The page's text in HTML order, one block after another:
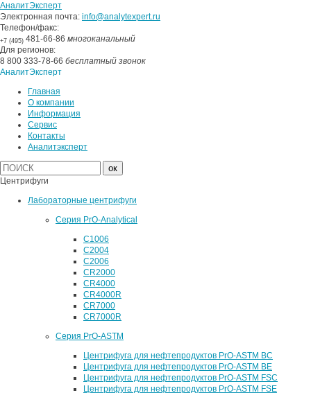
АналитЭксперт
Электронная почта: info@analytexpert.ru
Телефон/факс:
+7 (495) 481-66-86 многоканальный
Для регионов:
8 800 333-78-66 бесплатный звонок
АналитЭксперт
Главная
О компании
Информация
Сервис
Контакты
Аналитэксперт
Центрифуги
Лабораторные центрифуги
Серия PrO-Analytical
C1006
C2004
C2006
CR2000
CR4000
CR4000R
CR7000
CR7000R
Серия PrO-ASTM
Центрифуга для нефтепродуктов PrO-ASTM BC
Центрифуга для нефтепродуктов PrO-ASTM BE
Центрифуга для нефтепродуктов PrO-ASTM FSC
Центрифуга для нефтепродуктов PrO-ASTM FSE